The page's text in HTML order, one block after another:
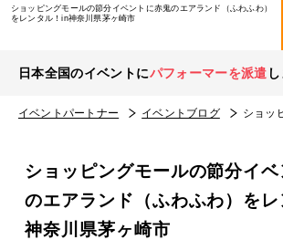
ショッピングモールの節分イベントに赤鬼のエアランド（ふわふわ）
をレンタル！in神奈川県茅ヶ崎市
日本全国のイベントにパフォーマーを派遣
イベントパートナー イベントブログ ショッピングモールの節分イ
ショッピングモールの節分イ
のエアランド（ふわふわ）を
神奈川県茅ヶ崎市